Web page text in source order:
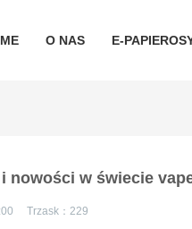
O NAS E-
nowości w świecie
Trzask： 229